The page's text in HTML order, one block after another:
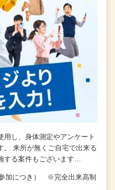
し、身体測定やアンケート
。 来所が無くご自宅で出来る
する案件もございます…
加につき） ※完全出来高制